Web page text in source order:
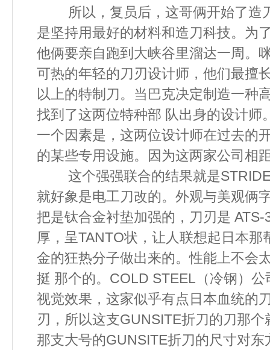
所以，复员后，这哥俩开始了造
是坚持用最好的材料和造刀科技。为
他俩要亲自跑到大峡谷里溜达一周。
可热的年轻的刀刃设计师，他们最擅
以上的特制刀。当巴克决定制造一种
找到了这两位特种部 队出身的设计师
一个因素是，这两位设计师在过去的
的某些专用设施。因为这两家公
这个强强联合的结果就是
就好象是电工刀改的。外观与美观俩
把是钛合金衬垫加强的，刀刃是
厚，呈TANTO状，让人联想起日本
金的狂热分子做出来的。性能上不会
挺 那个的。COLD STEEL（冷钢）
视觉效果，这家似乎有点日本血统的
刃，所以这支GUNSITE折刀的刀那
那支大号的GUNSITE折刀的尺寸对